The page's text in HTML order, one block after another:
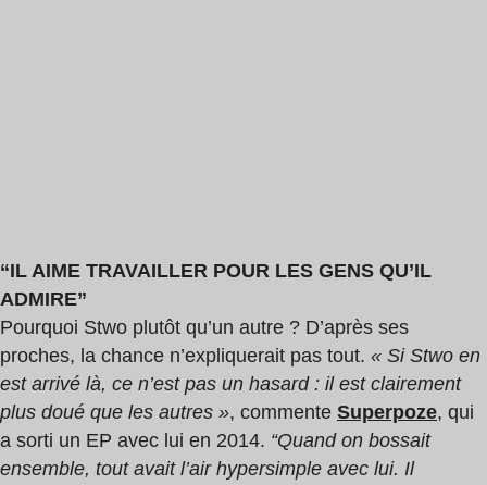
“IL AIME TRAVAILLER POUR LES GENS QU’IL
ADMIRE”
Pourquoi Stwo plutôt qu’un autre ? D’après ses
proches, la chance n’expliquerait pas tout. « Si Stwo en
est arrivé là, ce n’est pas un hasard : il est clairement
plus doué que les autres », commente Superpoze, qui
a sorti un EP avec lui en 2014. “Quand on bossait
ensemble, tout avait l’air hypersimple avec lui. Il